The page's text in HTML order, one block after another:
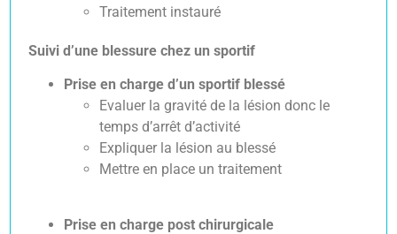
Traitement instauré
Suivi d’une blessure chez un sportif
Prise en charge d’un sportif blessé
Evaluer la gravité de la lésion donc le
temps d’arrêt d’activité
Expliquer la lésion au blessé
Mettre en place un traitement
Prise en charge post chirurgicale